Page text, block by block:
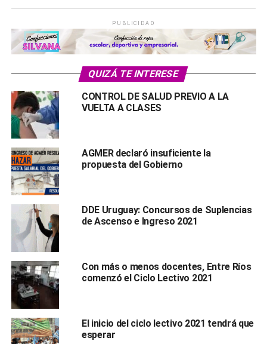
PUBLICIDAD
QUIZÁ TE INTERESE
CONTROL DE SALUD PREVIO A LA
VUELTA A CLASES
AGMER declaró insuficiente la
propuesta del Gobierno
DDE Uruguay: Concursos de Suplencias
de Ascenso e Ingreso 2021
Con más o menos docentes, Entre Ríos
comenzó el Ciclo Lectivo 2021
El inicio del ciclo lectivo 2021 tendrá que
esperar